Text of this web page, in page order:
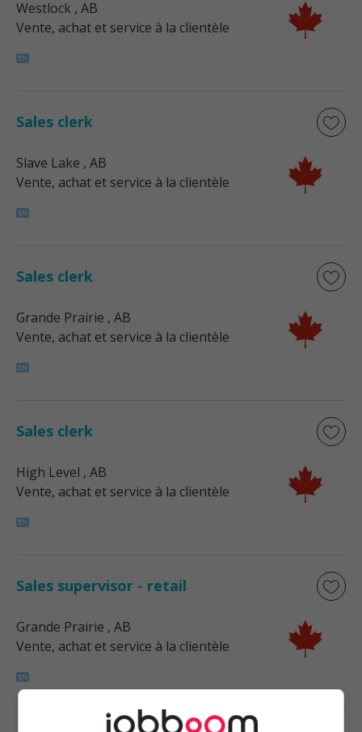
Westlock , AB
Vente, achat et service à la clientèle
Sales clerk
Slave Lake , AB
Vente, achat et service à la clientèle
Sales clerk
Grande Prairie , AB
Vente, achat et service à la clientèle
Sales clerk
High Level , AB
Vente, achat et service à la clientèle
Sales supervisor - retail
Grande Prairie , AB
Vente, achat et service à la clientèle